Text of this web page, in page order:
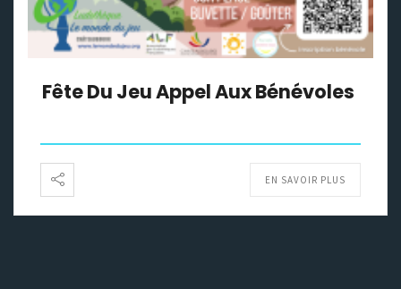
Fête Du Jeu Appel Aux Bénévoles
EN SAVOIR PLUS